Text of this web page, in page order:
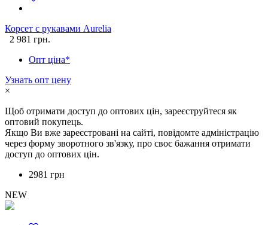
Корсет с рукавами Aurelia
2 981 грн.
Опт ціна*
Узнать опт цену
×
Щоб отримати доступ до оптових цін, зареєструйтеся як
оптовий покупець.
Якщо Ви вже зареєстровані на сайті, повідомте адміністрацію
через форму зворотного зв'язку, про своє бажання отримати
доступ до оптових цін.
2981 грн
NEW